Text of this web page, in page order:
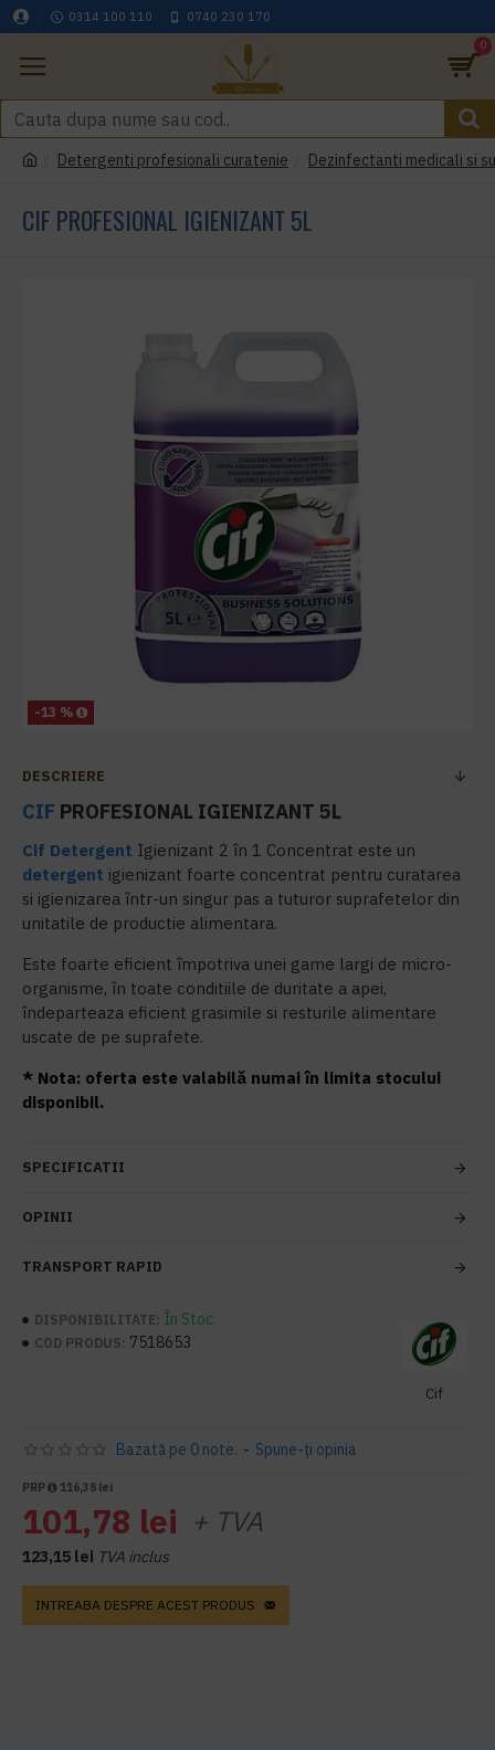
0314 100 110 0740 230 170
0
Detergenti profesionali curatenie Dezinfectanti medicali si
CIF PROFESIONAL IGIENIZANT 5L
-13 %
DESCRIERE
CIF PROFESIONAL IGIENIZANT 5L
Cif Detergent Igienizant 2 în 1 Concentrat este un
detergent igienizant foarte concentrat pentru curatarea
si igienizarea într-un singur pas a tuturor suprafetelor din
unitatile de productie alimentara.
Este foarte eficient împotriva unei game largi de micro-
organisme, în toate conditiile de duritate a apei,
îndeparteaza eficient grasimile si resturile alimentare
uscate de pe suprafete.
* Nota: oferta este valabilă numai în limita stocului
disponibil.
SPECIFICATII
OPINII
TRANSPORT RAPID
DISPONIBILITATE: În Stoc
COD PRODUS: 7518653
Cif
Bazată pe 0 note. - Spune-ţi opinia
PRP 116,38 lei
101,78 lei + TVA
123,15 lei TVA inclus
INTREABA DESPRE ACEST PRODUS